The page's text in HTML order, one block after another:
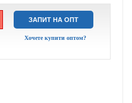
ЗАПИТ НА ОПТ
Хочете купити оптом?